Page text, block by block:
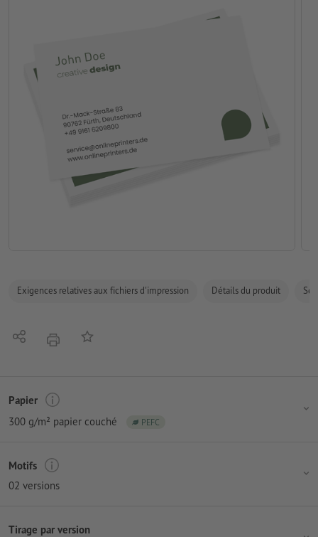
Exigences relatives aux fichiers d'impression Détails du produit
PartagerimprimerAjouter à liste d'article
Papier
300 g/m² papier couché
PEFC
Motifs
02 versions
Tirage par version